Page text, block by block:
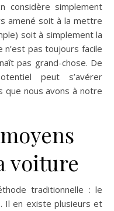
considère simplement
amené soit à la mettre
soit à simplement la
n’est pas toujours facile
pas grand-chose. De
peut s’avérer
que nous avons à notre
voiture
traditionnelle : le
Il en existe plusieurs et